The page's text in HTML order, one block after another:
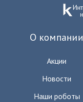
О компании
Акции
Новости
Наши роботы